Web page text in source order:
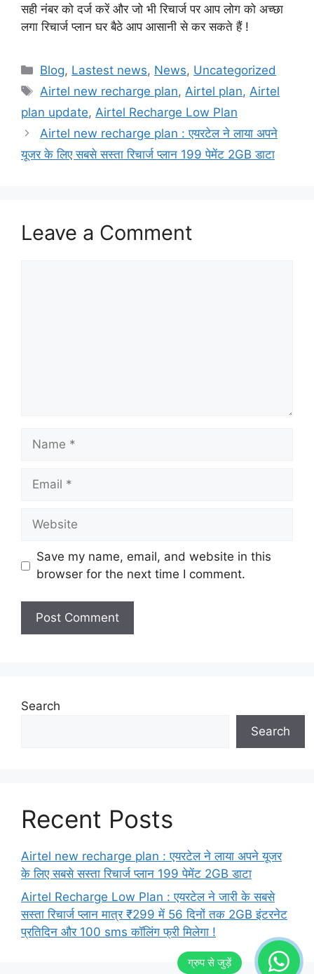
सही नंबर को दर्ज करें और जो भी रिचार्ज पर आप लोग को अच्छा
लगा रिचार्ज प्लान घर बैठे आप आसानी से कर सकते हैं !
Categories
Blog, Lastest news, News, Uncategorized
Tags
Airtel new recharge plan,Airtel plan,Airtel
plan update, Airtel Recharge Low Plan
Airtel new recharge plan : एयरटेल ने लाया अपने
यूजर के लिए सबसे सस्ता रिचार्ज प्लान 199 पेमेंट 2GB डाटा
Leave a Comment
Name
Email
Website
Save my name, email, and website in this
browser for the next time I comment.
Search
Search
Recent Posts
Airtel new recharge plan : एयरटेल ने लाया अपने यूजर
के लिए सबसे सस्ता रिचार्ज प्लान 199 पेमेंट 2GB डाटा
Airtel Recharge Low Plan : एयरटेल ने जारी के सबसे
सस्ता रिचार्ज प्लान मात्र ₹299 में 56 दिनों तक 2GB इंटरनेट
प्रतिदिन और 100 sms कॉलिंग फ्री मिलेगा !